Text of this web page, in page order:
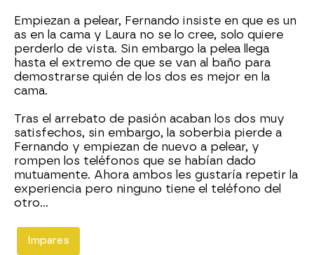
Empiezan a pelear, Fernando insiste en que es un
as en la cama y Laura no se lo cree, solo quiere
perderlo de vista. Sin embargo la pelea llega
hasta el extremo de que se van al baño para
demostrarse quién de los dos es mejor en la
cama.
Tras el arrebato de pasión acaban los dos muy
satisfechos, sin embargo, la soberbia pierde a
Fernando y empiezan de nuevo a pelear, y
rompen los teléfonos que se habían dado
mutuamente. Ahora ambos les gustaría repetir la
experiencia pero ninguno tiene el teléfono del
otro...
Impares